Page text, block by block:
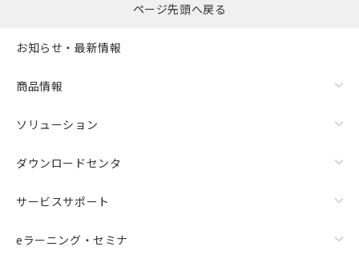
ページ先頭へ戻る
お知らせ・最新情報
商品情報
ソリューション
ダウンロードセンタ
サービスサポート
eラーニング・セミナ